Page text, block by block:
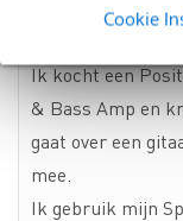
Cookie
20 januari
Ik kocht een
& Bass Amp en
gaat over een
mee.
Ik gebruik mijn